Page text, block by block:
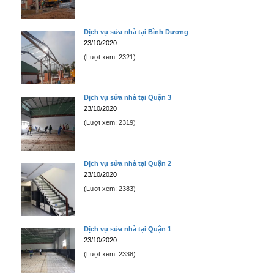
Dịch vụ sửa nhà tại Bình Dương
23/10/2020
(Lượt xem: 2321)
Dịch vụ sửa nhà tại Quận 3
23/10/2020
(Lượt xem: 2319)
Dịch vụ sửa nhà tại Quận 2
23/10/2020
(Lượt xem: 2383)
Dịch vụ sửa nhà tại Quận 1
23/10/2020
(Lượt xem: 2338)